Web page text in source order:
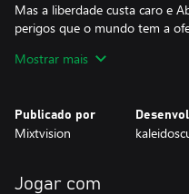
Mas a liberdade custa caro e
perigos que o mundo tem a
famintos, com o implacável
Sua aventura é pontuada pelas
firmeza os cordões dos seus
Mostrar mais
Publicado por
Mixtvision
Jogar com